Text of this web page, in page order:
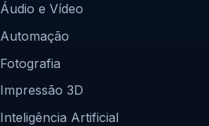
Áudio e Vídeo
Automação
Fotografia
Impressão 3D
Inteligência Artificial